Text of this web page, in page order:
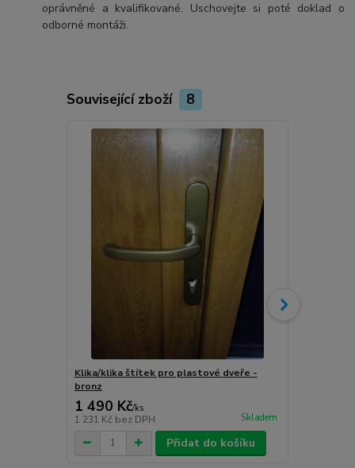
oprávněné a kvalifikované. Uschovejte si poté doklad o
odborné montáži.
Související zboží 8
Klika/klika štítek pro plastové dveře -
bronz
1 490 Kč/ks
1 231 Kč bez DPH Skladem
Přidat do košíku